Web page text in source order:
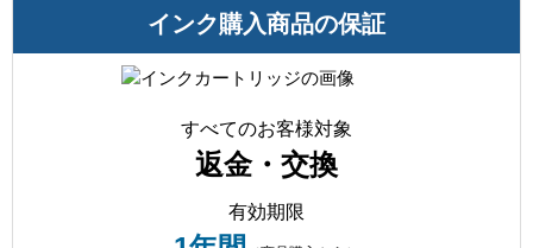
インク購入商品の保証
すべてのお客様対象
返金・交換
有効期限